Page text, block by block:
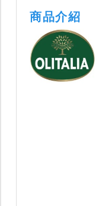
商品介紹